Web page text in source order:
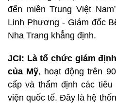
đến miền Trung Việt
Linh Phương - Giám đốc
Nha Trang khẳng định.
JCI: Là tổ chức giám
của Mỹ, hoạt động trên
cấp và thẩm định các
viện quốc tế. Đây là hệ